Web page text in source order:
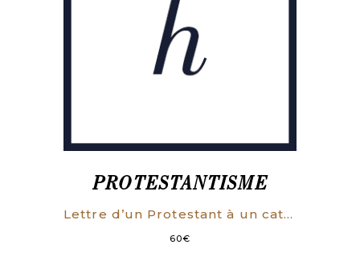
PROTESTANTISME
Lettre d’un Protestant à un catholique romain, en réponse aux sollicitations que ce dernier lui avait faites pour changer de religion.
60€